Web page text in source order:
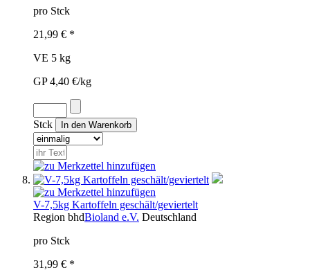
pro Stck
21,99 € *
VE 5 kg
GP 4,40 €/kg
Stck
V-7,5kg Kartoffeln geschält/geviertelt
Region bhdBioland e.V. Deutschland
pro Stck
31,99 € *